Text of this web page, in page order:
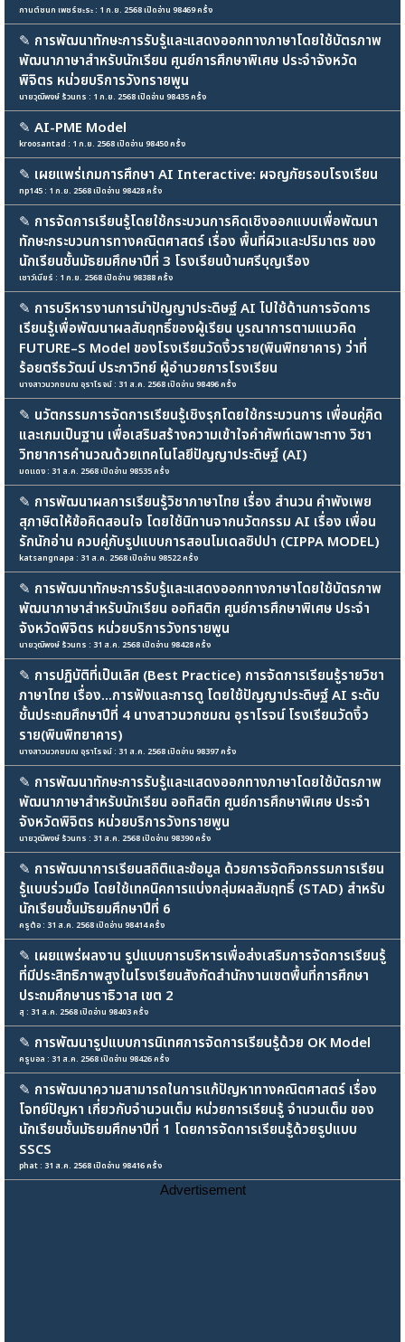
กานต์ชนก เพชร์ชะระ : 1 ก.ย. 2568 เปิดอ่าน 98469 ครั้ง
✎ การพัฒนาทักษะการรับรู้และแสดงออกทางภาษาโดยใช้บัตรภาพ
พัฒนาภาษาสำหรับนักเรียน ศูนย์การศึกษาพิเศษ ประจำจังหวัด
พิจิตร หน่วยบริการวังทรายพูน
นายวุฒิพงษ์ ร้วนทร : 1 ก.ย. 2568 เปิดอ่าน 98435 ครั้ง
✎ AI-PME Model
kroosantad : 1 ก.ย. 2568 เปิดอ่าน 98450 ครั้ง
✎ เผยแพร่เกมการศึกษา AI Interactive: ผจญภัยรอบโรงเรียน
np145 : 1 ก.ย. 2568 เปิดอ่าน 98428 ครั้ง
✎ การจัดการเรียนรู้โดยใช้กระบวนการคิดเชิงออกแบบเพื่อพัฒนา
ทักษะกระบวนการทางคณิตศาสตร์ เรื่อง พื้นที่ผิวและปริมาตร ของ
นักเรียนชั้นมัธยมศึกษาปีที่ 3 โรงเรียนบ้านศรีบุญเรือง
เชาว์เบียร์ : 1 ก.ย. 2568 เปิดอ่าน 98388 ครั้ง
✎ การบริหารงานการนำปัญญาประดิษฐ์ AI ไปใช้ด้านการจัดการ
เรียนรู้เพื่อพัฒนาผลสัมฤทธิ์ของผู้เรียน บูรณาการตามแนวคิด
FUTURE–S Model ของโรงเรียนวัดงิ้วราย(พินพิทยาคาร) ว่าที่
ร้อยตรีธวัฒน์ ประภาวิทย์ ผู้อำนวยการโรงเรียน
นางสาวนวกชมณ อุราโรจน์ : 31 ส.ค. 2568 เปิดอ่าน 98496 ครั้ง
✎ นวัตกรรมการจัดการเรียนรู้เชิงรุกโดยใช้กระบวนการ เพื่อนคู่คิด
และเกมเป็นฐาน เพื่อเสริมสร้างความเข้าใจคำศัพท์เฉพาะทาง วิชา
วิทยาการคำนวณด้วยเทคโนโลยีปัญญาประดิษฐ์ (AI)
มดแดง : 31 ส.ค. 2568 เปิดอ่าน 98535 ครั้ง
✎ การพัฒนาผลการเรียนรู้วิชาภาษาไทย เรื่อง สำนวน คำพังเพย
สุภาษิตให้ข้อคิดสอนใจ โดยใช้นิทานจากนวัตกรรม AI เรื่อง เพื่อน
รักนักอ่าน ควบคู่กับรูปแบบการสอนโมเดลซิปปา (CIPPA MODEL)
katsangnapa : 31 ส.ค. 2568 เปิดอ่าน 98522 ครั้ง
✎ การพัฒนาทักษะการรับรู้และแสดงออกทางภาษาโดยใช้บัตรภาพ
พัฒนาภาษาสำหรับนักเรียน ออทิสติก ศูนย์การศึกษาพิเศษ ประจำ
จังหวัดพิจิตร หน่วยบริการวังทรายพูน
นายวุฒิพงษ์ ร้วนทร : 31 ส.ค. 2568 เปิดอ่าน 98428 ครั้ง
✎ การปฏิบัติที่เป็นเลิศ (Best Practice) การจัดการเรียนรู้รายวิชา
ภาษาไทย เรื่อง...การฟังและการดู โดยใช้ปัญญาประดิษฐ์ AI ระดับ
ชั้นประถมศึกษาปีที่ 4 นางสาวนวกชมณ อุราโรจน์ โรงเรียนวัดงิ้ว
ราย(พินพิทยาคาร)
นางสาวนวกชมณ อุราโรจน์ : 31 ส.ค. 2568 เปิดอ่าน 98397 ครั้ง
✎ การพัฒนาทักษะการรับรู้และแสดงออกทางภาษาโดยใช้บัตรภาพ
พัฒนาภาษาสำหรับนักเรียน ออทิสติก ศูนย์การศึกษาพิเศษ ประจำ
จังหวัดพิจิตร หน่วยบริการวังทรายพูน
นายวุฒิพงษ์ ร้วนทร : 31 ส.ค. 2568 เปิดอ่าน 98390 ครั้ง
✎ การพัฒนาการเรียนสถิติและข้อมูล ด้วยการจัดกิจกรรมการเรียน
รู้แบบร่วมมือ โดยใช้เทคนิคการแบ่งกลุ่มผลสัมฤทธิ์ (STAD) สำหรับ
นักเรียนชั้นมัธยมศึกษาปีที่ 6
ครูต้อ : 31 ส.ค. 2568 เปิดอ่าน 98414 ครั้ง
✎ เผยแพร่ผลงาน รูปแบบการบริหารเพื่อส่งเสริมการจัดการเรียนรู้
ที่มีประสิทธิภาพสูงในโรงเรียนสังกัดสำนักงานเขตพื้นที่การศึกษา
ประถมศึกษานราธิวาส เขต 2
สุ : 31 ส.ค. 2568 เปิดอ่าน 98403 ครั้ง
✎ การพัฒนารูปแบบการนิเทศการจัดการเรียนรู้ด้วย OK Model
ครูบอล : 31 ส.ค. 2568 เปิดอ่าน 98426 ครั้ง
✎ การพัฒนาความสามารถในการแก้ปัญหาทางคณิตศาสตร์ เรื่อง
โจทย์ปัญหา เกี่ยวกับจำนวนเต็ม หน่วยการเรียนรู้ จำนวนเต็ม ของ
นักเรียนชั้นมัธยมศึกษาปีที่ 1 โดยการจัดการเรียนรู้ด้วยรูปแบบ
SSCS
phat : 31 ส.ค. 2568 เปิดอ่าน 98416 ครั้ง
Advertisement